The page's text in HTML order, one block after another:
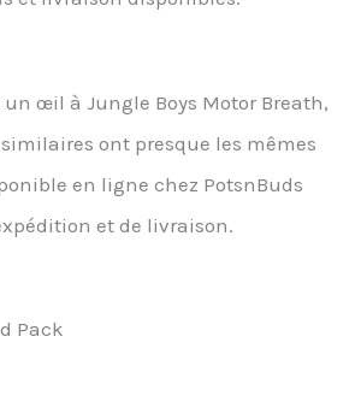
œil à Jungle Boys Motor Breath,
ont presque les mêmes
en ligne chez PotsnBuds
et de livraison.
Pack